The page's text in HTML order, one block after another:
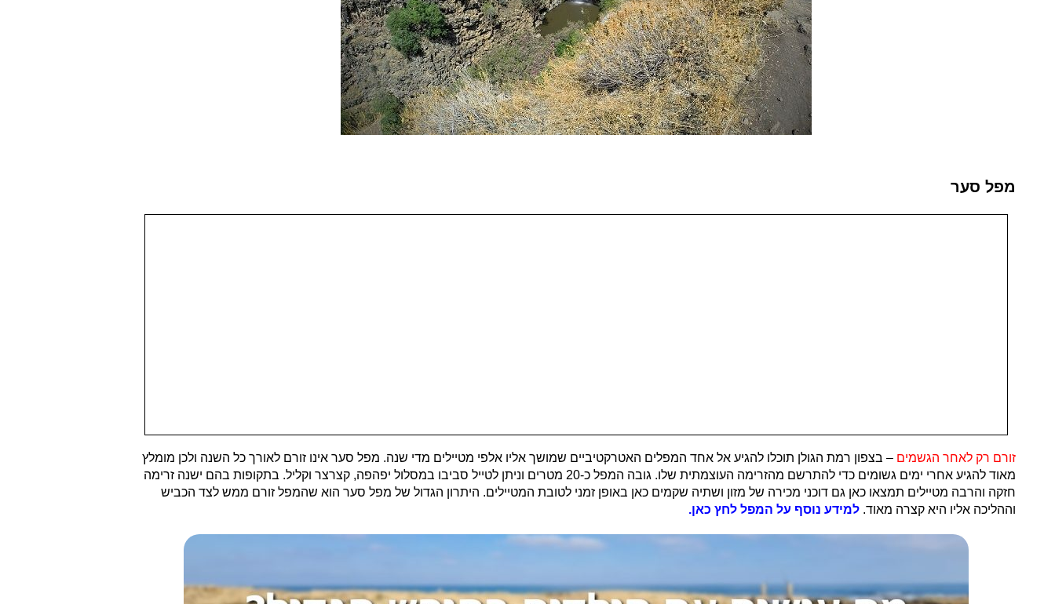
מפל סער
זורם רק לאחר הגשמים – בצפון רמת הגולן תוכלו להגיע אל אחד המפלים האטרקטיביים שמושך אליו אלפי מטיילים מדי שנה. מפל סער אינו זורם לאורך כל השנה ולכן מומלץ
מאוד להגיע אחרי ימים גשומים כדי להתרשם מהזרימה העוצמתית שלו. גובה המפל כ-20 מטרים וניתן לטייל סביבו במסלול יפהפה, קצרצר וקליל. בתקופות בהם ישנה זרימה
חזקה והרבה מטיילים תמצאו כאן גם דוכני מכירה של מזון ושתיה שקמים כאן באופן זמני לטובת המטיילים. היתרון הגדול של מפל סער הוא שהמפל זורם ממש לצד הכביש
וההליכה אליו היא קצרה מאוד. למידע נוסף על המפל לחץ כאן.